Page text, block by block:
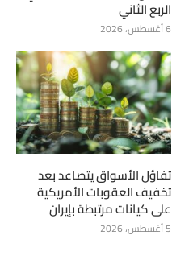
الربع الثاني
6 أغسطس، 2026
تفاؤل الأسواق يتصاعد بعد
تخفيف العقوبات الأمريكية
على كيانات مرتبطة بإيران
5 أغسطس، 2026